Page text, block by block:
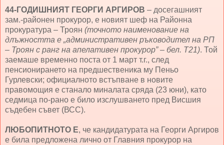
44-ГОДИШНИЯТ ГЕОРГИ АРГИРОВ – досегашният
зам.-районен прокурор, е новият шеф на Районна
прокуратура – Троян (точното наименование на
длъжността е „административен ръководител на РП
– Троян с ранг на апелативен прокурор” – бел. Т21). Той
заемаше временно поста от 1 март т.г., след
пенсионирането на предшественика му Пеньо
Гурлевски; официалното встъпване в новите
правомощия е станало миналата сряда (23 юни), като
седмица по-рано е било изслушването пред Висшия
съдебен съвет (ВСС).
ЛЮБОПИТНОТО Е, че кандидатурата на Георги Аргиров
е била предложена лично от Главния прокурор на